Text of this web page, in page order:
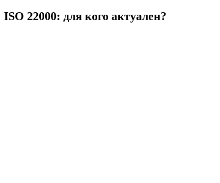
ISO 22000: для кого актуален?